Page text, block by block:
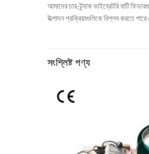
আমাদের চার-ট্র্যাক ভাইব্রেটরি বাটি
উত্পাদন প্রক্রিয়াগুলিকে বিপ্লব করতে
সংশ্লিষ্ট পণ্য